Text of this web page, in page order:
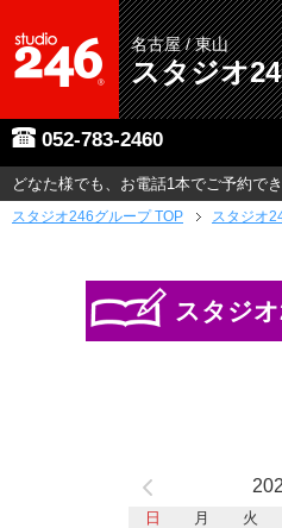
名古屋 / 東山
スタジオ
052-783-2460
どなた様でも、お電話1本でご予約でき
スタジオ246グループTOP スタジオ
スタジ
日 月 火